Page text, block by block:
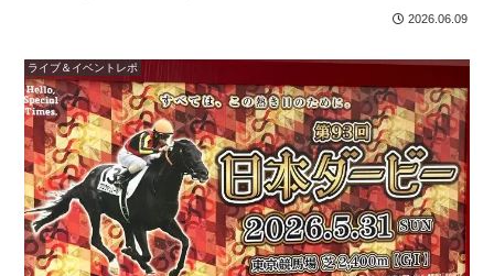
2026.06.09
ライブ＆イベントレポ